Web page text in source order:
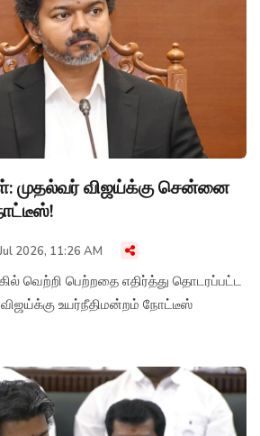
முதல்வர் விஜய்க்கு சென்னை
2026, 11:26 AM
வெற்றி பெற்றதை எதிர்த்து தொடரப்பட்ட
உயர்நீதிமன்றம் நோட்டீஸ்